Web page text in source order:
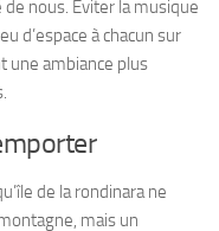
nous. Éviter la musique
d’espace à chacun sur
une ambiance plus
de la rondinara ne
mais un